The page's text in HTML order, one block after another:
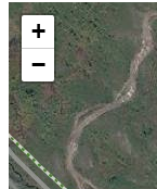
+
−